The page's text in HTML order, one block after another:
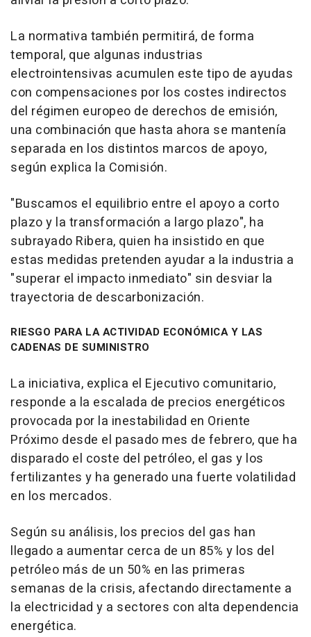
La normativa también permitirá, de forma
temporal, que algunas industrias
electrointensivas acumulen este tipo de ayudas
con compensaciones por los costes indirectos
del régimen europeo de derechos de emisión,
una combinación que hasta ahora se mantenía
separada en los distintos marcos de apoyo,
según explica la Comisión.
"Buscamos el equilibrio entre el apoyo a corto
plazo y la transformación a largo plazo", ha
subrayado Ribera, quien ha insistido en que
estas medidas pretenden ayudar a la industria a
"superar el impacto inmediato" sin desviar la
trayectoria de descarbonización.
RIESGO PARA LA ACTIVIDAD ECONÓMICA Y LAS
CADENAS DE SUMINISTRO
La iniciativa, explica el Ejecutivo comunitario,
responde a la escalada de precios energéticos
provocada por la inestabilidad en Oriente
Próximo desde el pasado mes de febrero, que ha
disparado el coste del petróleo, el gas y los
fertilizantes y ha generado una fuerte volatilidad
en los mercados.
Según su análisis, los precios del gas han
llegado a aumentar cerca de un 85% y los del
petróleo más de un 50% en las primeras
semanas de la crisis, afectando directamente a
la electricidad y a sectores con alta dependencia
energética.